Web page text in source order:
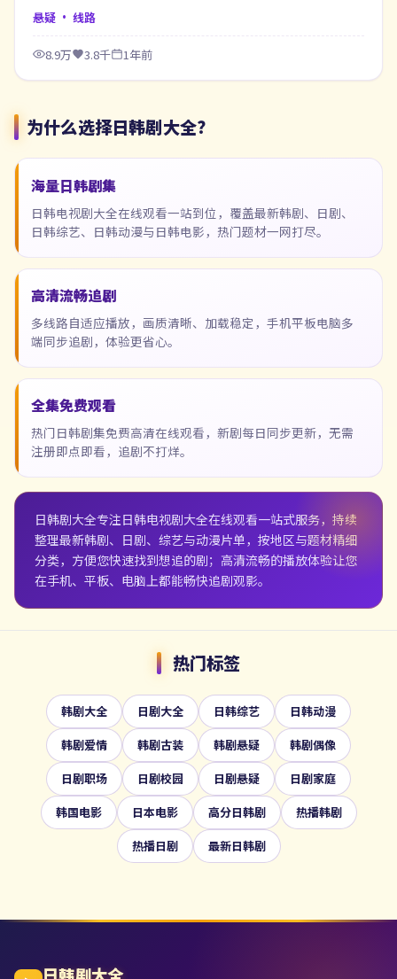
悬疑 · 线路
8.9万 3.8千 1年前
为什么选择日韩剧大全？
海量日韩剧集
日韩电视剧大全在线观看一站到位，覆盖最新韩剧、日剧、
日韩综艺、日韩动漫与日韩电影，热门题材一网打尽。
高清流畅追剧
多线路自适应播放，画质清晰、加载稳定，手机平板电脑多
端同步追剧，体验更省心。
全集免费观看
热门日韩剧集免费高清在线观看，新剧每日同步更新，无需
注册即点即看，追剧不打烊。
日韩剧大全专注日韩电视剧大全在线观看一站式服务，持续
整理最新韩剧、日剧、综艺与动漫片单，按地区与题材精细
分类，方便您快速找到想追的剧；高清流畅的播放体验让您
在手机、平板、电脑上都能畅快追剧观影。
热门标签
韩剧大全 日剧大全 日韩综艺
日韩动漫
韩剧爱情
韩剧古装 韩剧悬疑
韩剧偶像
日剧职场
日剧校园 日剧悬疑
日剧家庭
韩国电影
日本电影 高分日韩剧
热播韩剧
热播日剧
最新日韩剧